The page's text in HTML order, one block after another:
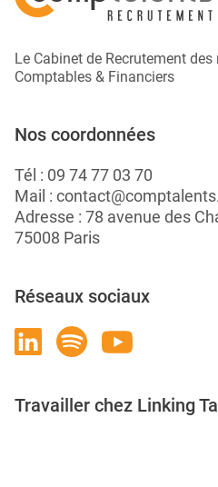
Le Cabinet de Recrutement des
Comptables & Financiers
Nos coordonnées
Tél : 09 74 77 03 70
Mail :
Adresse : 78 avenue des
75008 Paris
Réseaux sociaux
Travailler chez Linking